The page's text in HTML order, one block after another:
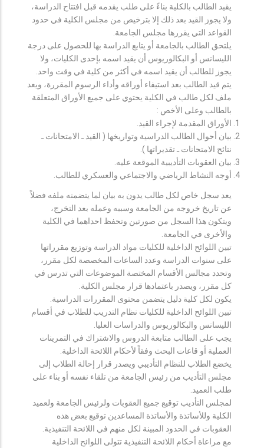
يقيد الطالب بالكلية بناءً على طلب يقدمه قبل افتتاح الدراسة،
ولا يجوز القيد بعد ذلك إلا بترخيص من مجلس الكلية في حدود
القواعد التي يقررها مجلس الجامعة.
يلتحق الطالب بالجامعة أو يتابع الدراسة بها للحصول على درجة
الليسانس أو البكالوريوس أن يقيد اسمه بإحدى الكليات، ولا
يجوز للطالب أن يقيد اسمه في أكثر من كلية في وقت واحد.
يتم قيد الطالب بعد استيفاء أوراقه وأداء الرسوم المقررة، ويعد
ملف لكل طالب في الكلية يحتوي على جميع الأوراق المتعلقة
بالطالب وعلى الأخص :
الأوراق المقدمة لإجراء القيد.
بيان أحوال الطالب الدراسية وتواريخها ( القيد ـ الامتحانات ـ
نتائح الامتحانات ـ تقديراتها ).
بيان العقوبات التأديبية الموقعة عليه.
أوجه النشاط الرياضي والاجتماعي والعسكري للطالب.
يعد سجل خاص لكل طالب يدون به بيان لما يتضمنه ملفه فضلاً
عن تاريخ خروجه من الجامعة وسببه وعمله بعد التخرج،
ويتكون هذا السجل من صورتين وتحفظ احداهما في الكلية
والأخرى في الجامعة.
تبين اللوائح الداخلية للكليات مواد الدراسة وتوزيع مقرراتها
على سنوات الدراسة وعدد الساعات المخصصة لكل مقرر،
وتحدد مجالس الأقسام المختصة الموضوعات التي تدرس في
كل مقرر، ويصدر باعتمادها قرار مجلس الكلية.
يكون لكل كلية دليل يتضمن محتوى المقررات الدراسية.
تبين اللوائح الداخلية للكليات نظام التدريب للطلاب في أقسام
الليسانس والبكالوريوس والدراسات العليا.
يجب على الطالب متابعة الدروس والاشتراك في التمرينات
العملية أو قاعات البحث وفقاً لأحكام اللائحة الداخلية.
يخضع الطلاب للنظام التأديبي ويصدر قرار إحالة الطلاب إلى
مجلس التأديب من رئيس الجامعة من تلقاء نفسه أو بناء على
طلب العميد.
لمجلس التأديب توقيع جميع العقوبات ولرئيس الجامعة ولعميد
الكلية وللأساتذة والأساتذة المساعدين توقيع بعض هذه
العقوبات في الحدود المبينة لكل منهم في اللائحة التنفيذية.
مع مراعاة أحكام اللائحة التنفيذية تتولى اللوائح الداخلية